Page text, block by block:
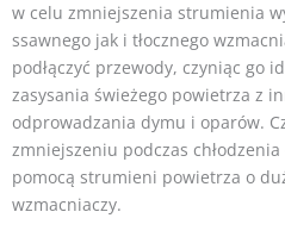
w celu zmniejszenia strumienia
ssawnego jak i tłocznego
podłączyć przewody, czyniąc go
zasysania świeżego powietrza z
odprowadzania dymu i oparów.
zmniejszeniu podczas
pomocą strumieni powietrza o
wzmacniaczy.